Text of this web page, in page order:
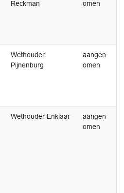
Reckman omen
Wethouder
Pijnenburg
aangen
omen
Wethouder Enklaar
aangen
omen